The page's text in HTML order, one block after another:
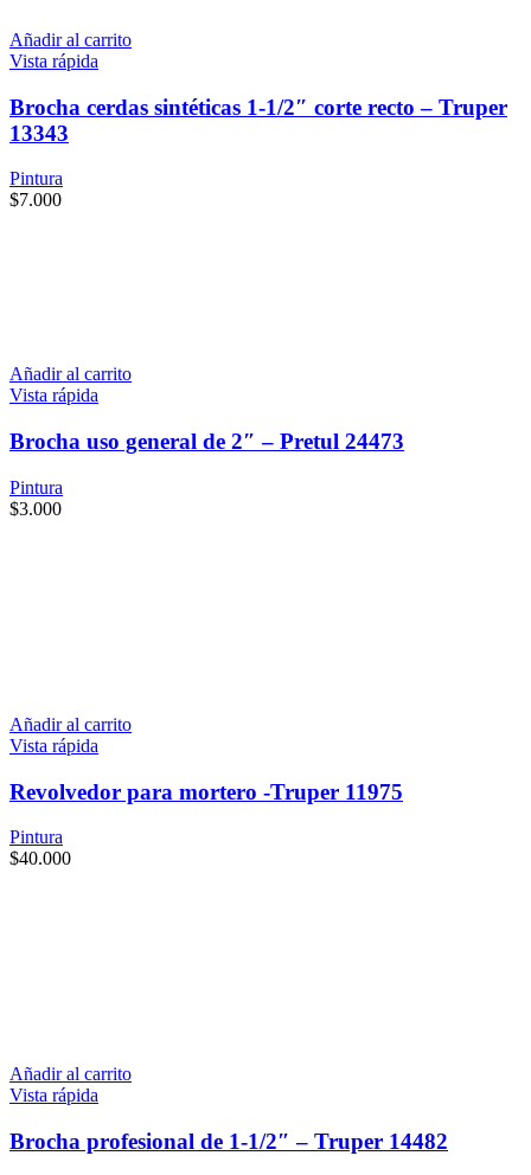
Añadir al carrito
Vista rápida
Brocha cerdas sintéticas 1-1/2″ corte recto – Truper
13343
Pintura
$7.000
Añadir al carrito
Vista rápida
Brocha uso general de 2″ – Pretul 24473
Pintura
$3.000
Añadir al carrito
Vista rápida
Revolvedor para mortero -Truper 11975
Pintura
$40.000
Añadir al carrito
Vista rápida
Brocha profesional de 1-1/2″ – Truper 14482